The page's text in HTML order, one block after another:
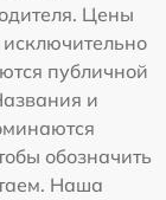
Цены
публичной
и
обозначить
Наша